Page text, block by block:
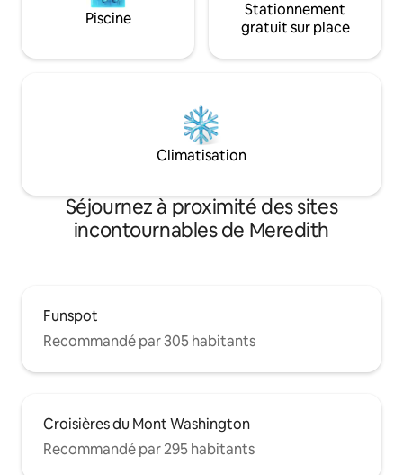
Piscine
Stationnement
gratuit sur place
Climatisation
Séjournez à proximité des sites
incontournables de Meredith
Funspot
Recommandé par 305 habitants
Croisières du Mont Washington
Recommandé par 295 habitants